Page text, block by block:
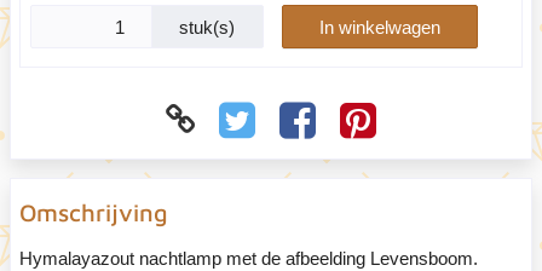
stuk(s) In winkelwagen
Omschrijving
Hymalayazout nachtlamp met de afbeelding Levensboom.